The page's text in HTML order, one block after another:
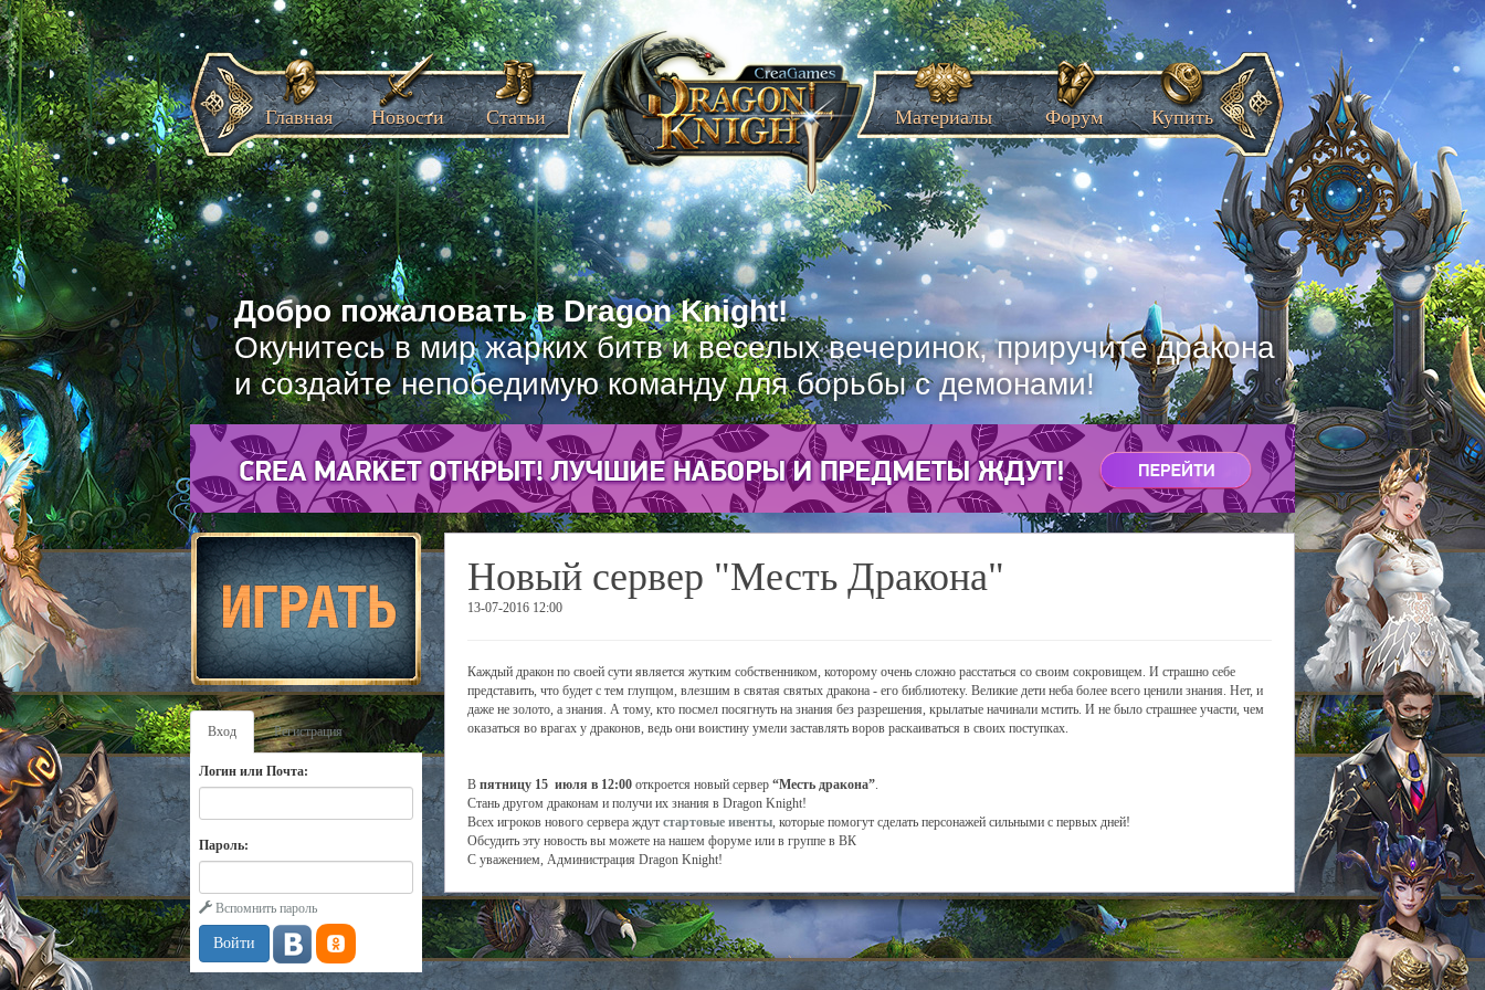
Добро пожаловать в Dragon Knight!
Окунитесь в мир жарких битв и веселых вечеринок, приручите дракона
и создайте непобедимую команду для борьбы с демонами!
Главная Новости Статьи Материалы Форум Купить
Вход Регистрация
Логин или Почта:
Пароль:
Вспомнить пароль
Новый сервер "Месть Дракона"
13-07-2016 12:00
Каждый дракон по своей сути является жутким собственником, которому очень сложно расстаться со своим сокровищем. И страшно себе
представить, что будет с тем глупцом, влезшим в святая святых дракона - его библиотеку. Великие дети неба более всего ценили знания. Нет, и
даже не золото, а знания. А тому, кто посмел посягнуть на знания без разрешения, крылатые начинали мстить. И не было страшнее участи, чем
оказаться во врагах у драконов, ведь они воистину умели заставлять воров раскаиваться в своих поступках.
В пятницу 15 июля в 12:00 откроется новый сервер “Месть дракона”.
Стань другом драконам и получи их знания в Dragon Knight!
Всех игроков нового сервера ждут стартовые ивенты, которые помогут сделать персонажей сильными с первых дней!
Обсудить эту новость вы можете на нашем форуме или в группе в ВК
С уважением, Администрация Dragon Knight!